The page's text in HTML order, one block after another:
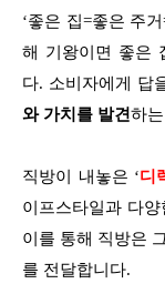
‘좋은 집=좋은 주
해 기왕이면 좋은
다. 소비자에게 답
와 가치를 발견하
직방이 내놓은 ‘디
이프스타일과 다
이를 통해 직방은
를 전달합니다.